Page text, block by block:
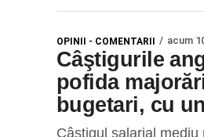
OPINII - COMENTARII acum
Câştigurile
pofida
bugetari, cu
Câştigul salarial